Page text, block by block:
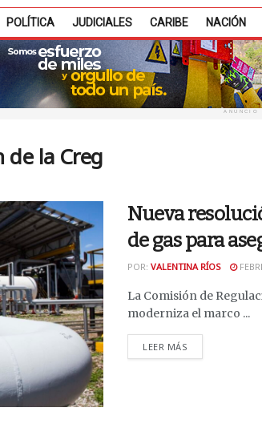
POLÍTICA JUDICIALES CARIBE NACIÓN
ANUNCIO
de la Creg
Nueva
de gas para
POR: VALENTINA RÍOS
La Comisión de
moderniza el marco ...
LEER MÁS